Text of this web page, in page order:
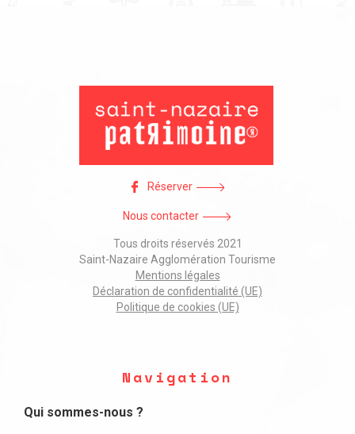
Réserver
Nous contacter
Tous droits réservés 2021
Saint-Nazaire Agglomération Tourisme
Mentions légales
Déclaration de confidentialité (UE)
Politique de cookies (UE)
Navigation
Qui sommes-nous ?